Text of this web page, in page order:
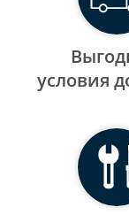
уcловия